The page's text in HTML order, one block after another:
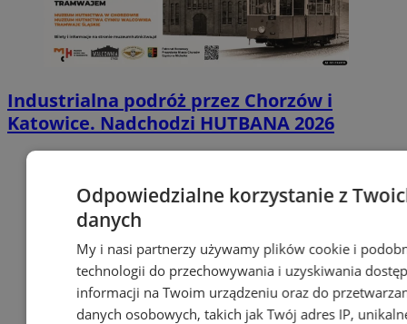
Industrialna podróż przez Chorzów i
Katowice. Nadchodzi HUTBANA 2026
Odpowiedzialne korzystanie z
danych
My i nasi partnerzy używamy plików cookie i
technologii do przechowywania i uzyskiwania
informacji na Twoim urządzeniu oraz do
danych osobowych, takich jak Twój adres IP,